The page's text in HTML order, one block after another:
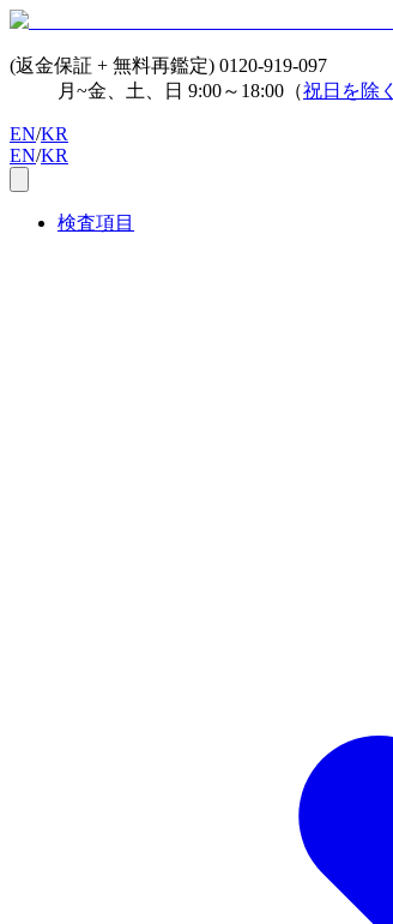
(返金保証 + 無料再鑑定) 0120-919-097
月~金、土、日 9:00～18:00（祝日を除く
EN/KR
EN/KR
検査項目